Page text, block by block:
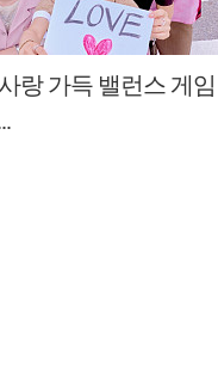
랑 가득 밸런스 게임